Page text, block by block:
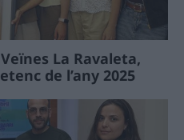
La Ravaleta,
de l’any 2025